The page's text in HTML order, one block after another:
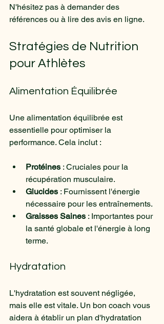
N'hésitez pas à demander des
références ou à lire des avis en ligne.
Stratégies de Nutrition
pour Athlètes
Alimentation Équilibrée
Une alimentation équilibrée est
essentielle pour optimiser la
performance. Cela inclut :
Protéines : Cruciales pour la
récupération musculaire.
Glucides : Fournissent l'énergie
nécessaire pour les entraînements.
Graisses Saines : Importantes pour
la santé globale et l'énergie à long
terme.
Hydratation
L'hydratation est souvent négligée,
mais elle est vitale. Un bon coach vous
aidera à établir un plan d'hydratation